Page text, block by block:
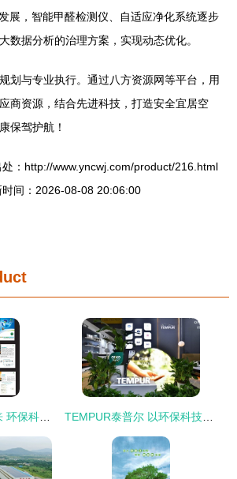
展，智能甲醛检测仪、自适应净化系统逐步
数据分析的治理方案，实现动态优化。
划与专业执行。通过八方资源网等平台，用
商资源，结合先进科技，打造安全宜居空
保驾护航！
：http://www.yncwj.com/product/216.html
时间：2026-08-08 20:06:00